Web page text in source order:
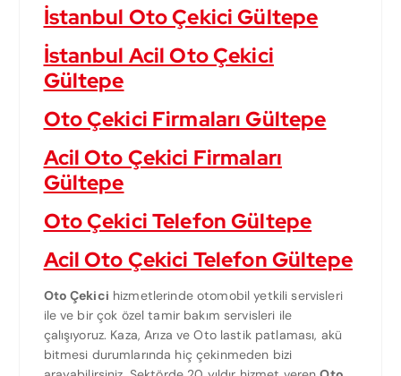
İstanbul Oto Çekici Gültepe
İstanbul Acil Oto Çekici
Gültepe
Oto Çekici Firmaları Gültepe
Acil Oto Çekici Firmaları
Gültepe
Oto Çekici Telefon Gültepe
Acil Oto Çekici Telefon Gültepe
Oto Çekici hizmetlerinde otomobil yetkili servisleri
ile ve bir çok özel tamir bakım servisleri ile
çalışıyoruz. Kaza, Arıza ve Oto lastik patlaması, akü
bitmesi durumlarında hiç çekinmeden bizi